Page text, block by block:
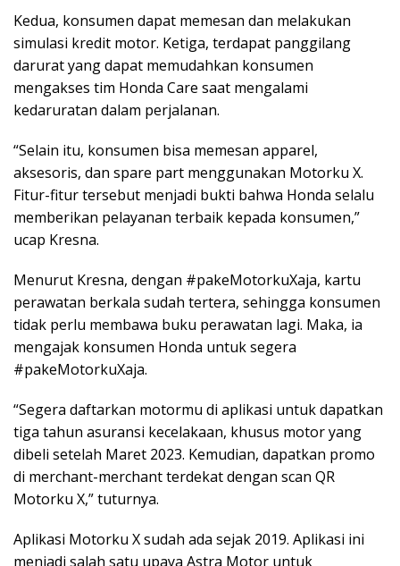
Kedua, konsumen dapat memesan dan melakukan
simulasi kredit motor. Ketiga, terdapat panggilang
darurat yang dapat memudahkan konsumen
mengakses tim Honda Care saat mengalami
kedaruratan dalam perjalanan.
“Selain itu, konsumen bisa memesan apparel,
aksesoris, dan spare part menggunakan Motorku X.
Fitur-fitur tersebut menjadi bukti bahwa Honda selalu
memberikan pelayanan terbaik kepada konsumen,”
ucap Kresna.
Menurut Kresna, dengan #pakeMotorkuXaja, kartu
perawatan berkala sudah tertera, sehingga konsumen
tidak perlu membawa buku perawatan lagi. Maka, ia
mengajak konsumen Honda untuk segera
#pakeMotorkuXaja.
“Segera daftarkan motormu di aplikasi untuk dapatkan
tiga tahun asuransi kecelakaan, khusus motor yang
dibeli setelah Maret 2023. Kemudian, dapatkan promo
di merchant-merchant terdekat dengan scan QR
Motorku X,” tuturnya.
Aplikasi Motorku X sudah ada sejak 2019. Aplikasi ini
menjadi salah satu upaya Astra Motor untuk